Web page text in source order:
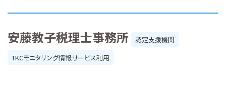
安藤教子税理士事務所
認定支援機関
TKCモニタリング情報サービス利用